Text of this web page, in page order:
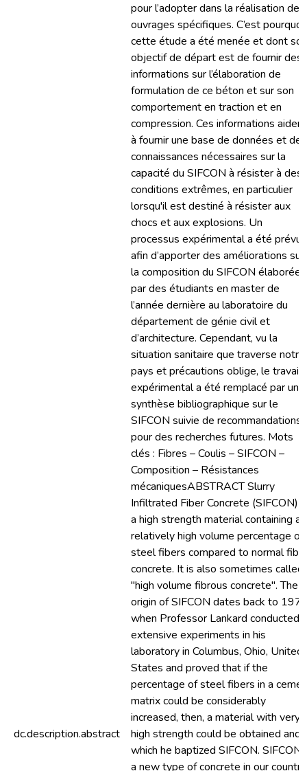
dc.description.abstract
pour l’adopter dans la réalisation des
ouvrages spécifiques. C’est pourquoi
cette étude a été menée et dont son
objectif de départ est de fournir des
informations sur l’élaboration de
formulation de ce béton et sur son
comportement en traction et en
compression. Ces informations aident
à fournir une base de données et des
connaissances nécessaires sur la
capacité du SIFCON à résister à des
conditions extrêmes, en particulier
lorsqu'il est destiné à résister aux
chocs et aux explosions. Un
processus expérimental a été prévu
afin d’apporter des améliorations sur
la composition du SIFCON élaborée
par des étudiants en master de
l’année dernière au laboratoire du
département de génie civil et
d’architecture. Cependant, vu la
situation sanitaire que traverse notre
pays et précautions oblige, le travail
expérimental a été remplacé par une
synthèse bibliographique sur le
SIFCON suivie de recommandations
pour des recherches futures. Mots
clés : Fibres – Coulis – SIFCON –
Composition – Résistances
mécaniquesABSTRACT Slurry
Infiltrated Fiber Concrete (SIFCON)
a high strength material containing a
relatively high volume percentage of
steel fibers compared to normal
concrete. It is also sometimes called
"high volume fibrous concrete". The
origin of SIFCON dates back to
when Professor Lankard conducted
extensive experiments in his
laboratory in Columbus, Ohio, United
States and proved that if the
percentage of steel fibers in a
matrix could be considerably
increased, then, a material with very
high strength could be obtained and
which he baptized SIFCON. SIFCON
a new type of concrete in our